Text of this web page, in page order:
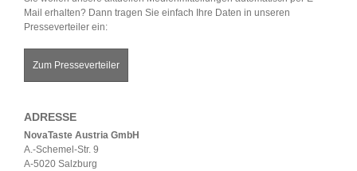
Mail erhalten? Dann tragen Sie einfach Ihre Daten in unseren
Presseverteiler ein:
Zum Presseverteiler
ADRESSE
NovaTaste Austria GmbH
A.-Schemel-Str. 9
A-5020 Salzburg